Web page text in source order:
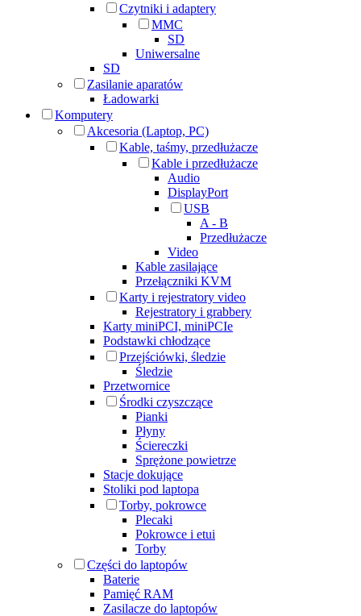
Czytniki i adaptery
MMC
SD
Uniwersalne
SD
Zasilanie aparatów
Ładowarki
Komputery
Akcesoria (Laptop, PC)
Kable, taśmy, przedłużacze
Kable i przedłużacze
Audio
DisplayPort
USB
A - B
Przedłużacze
Video
Kable zasilające
Przełączniki KVM
Karty i rejestratory video
Rejestratory i grabbery
Karty miniPCI, miniPCIe
Podstawki chłodzące
Przejściówki, śledzie
Śledzie
Przetwornice
Środki czyszczące
Pianki
Płyny
Ściereczki
Sprężone powietrze
Stacje dokujące
Stoliki pod laptopa
Torby, pokrowce
Plecaki
Pokrowce i etui
Torby
Części do laptopów
Baterie
Pamięć RAM
Zasilacze do laptopów